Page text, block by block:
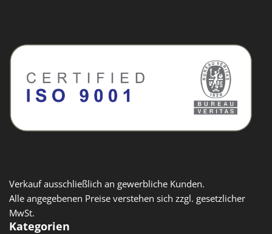
Verkauf ausschließlich an gewerbliche Kunden.
Alle angegebenen Preise verstehen sich zzgl. gesetzlicher
MwSt.
Kategorien